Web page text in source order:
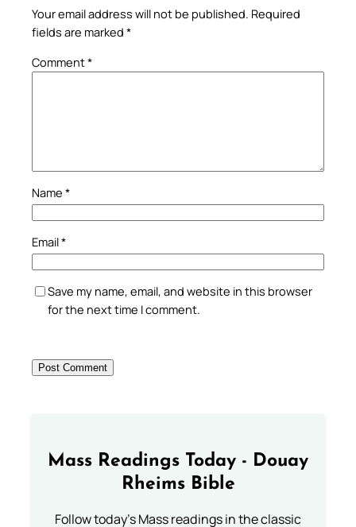
Your email address will not be published. Required
fields are marked *
Comment*
Name *
Email*
Save my name, email, and website in this browser
for the next time I comment.
Mass Readings Today - Douay
Rheims Bible
Follow today's Mass readings in the classic